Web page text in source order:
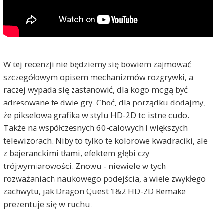
W tej recenzji nie będziemy się bowiem zajmować
szczegółowym opisem mechanizmów rozgrywki, a
raczej wypada się zastanowić, dla kogo mogą być
adresowane te dwie gry. Choć, dla porządku dodajmy,
że pikselowa grafika w stylu HD-2D to istne cudo.
Także na współczesnych 60-calowych i większych
telewizorach. Niby to tylko te kolorowe kwadraciki, ale
z bajeranckimi tłami, efektem głębi czy
trójwymiarowości. Znowu - niewiele w tych
rozważaniach naukowego podejścia, a wiele zwykłego
zachwytu, jak Dragon Quest 1&2 HD-2D Remake
prezentuje się w ruchu.